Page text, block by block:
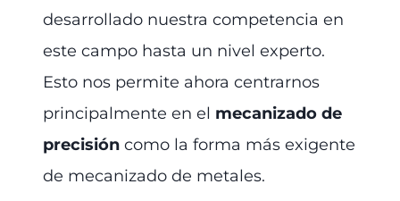
desarrollado nuestra competencia en
este campo hasta un nivel experto.
Esto nos permite ahora centrarnos
principalmente en el mecanizado de
precisión como la forma más exigente
de mecanizado de metales.